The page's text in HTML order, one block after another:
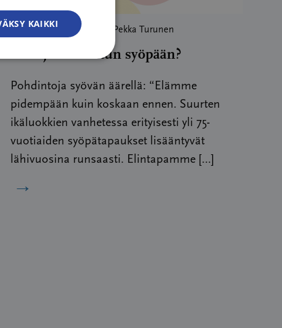
Blogi|31.03.2023 | Juha Pekka Turunen
Mitä jos sairastun syöpään?
Pohdintoja syövän äärellä: “Elämme
pidempään kuin koskaan ennen. Suurten
ikäluokkien vanhetessa erityisesti yli 75-
vuotiaiden syöpätapaukset lisääntyvät
lähivuosina runsaasti. Elintapamme […]
→
KAIKKI